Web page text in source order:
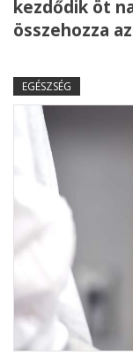
kezdődik öt
összehozza
EGÉSZSÉG